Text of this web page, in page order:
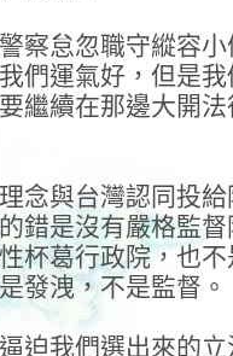
察怠忽職守縱容
們運氣好，但是
繼續在那邊大開
念與台灣認同投
錯是沒有嚴格監
杯葛行政院，也
發洩，不是監督。
迫我們選出來的